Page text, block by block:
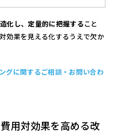
化し、定量的に把握すること
効果を見える化するうえで欠か
グに関するご相談・お問い合わ
用対効果を高める改